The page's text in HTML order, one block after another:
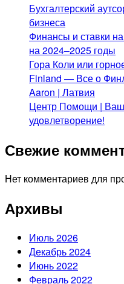
Бухгалтерский
бизнеса
Финансы и ставки
на 2024–2025 годы
Гора Коли или
Finland — Все о
Aaron | Латвия
Центр Помощи |
удовлетворение!
Свежие
Нет комментариев для
Архивы
Июль 2026
Декабрь 2024
Июнь 2022
Февраль 2022